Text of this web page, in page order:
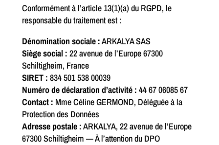
Conformément à l’article 13(1)(a) du RGPD, le
responsable du traitement est :
Dénomination sociale :ARKALYA SAS
Siège social : 22 avenue de l’Europe 67300
Schiltigheim, France
SIRET : 834 501 538 00039
Numéro de déclaration d’activité : 44 67 06085 67
Contact : Mme Céline GERMOND, Déléguée à la
Protection des Données
Adresse postale :ARKALYA, 22 avenue de l’Europe
67300 Schiltigheim — À l’attention du DPO